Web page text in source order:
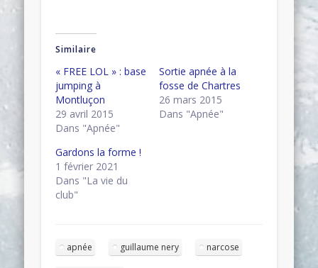
Similaire
« FREE LOL » : base
jumping à
Montluçon
29 avril 2015
Dans "Apnée"
Sortie apnée à la
fosse de Chartres
26 mars 2015
Dans "Apnée"
Gardons la forme !
1 février 2021
Dans "La vie du
club"
apnée guillaume nery narcose